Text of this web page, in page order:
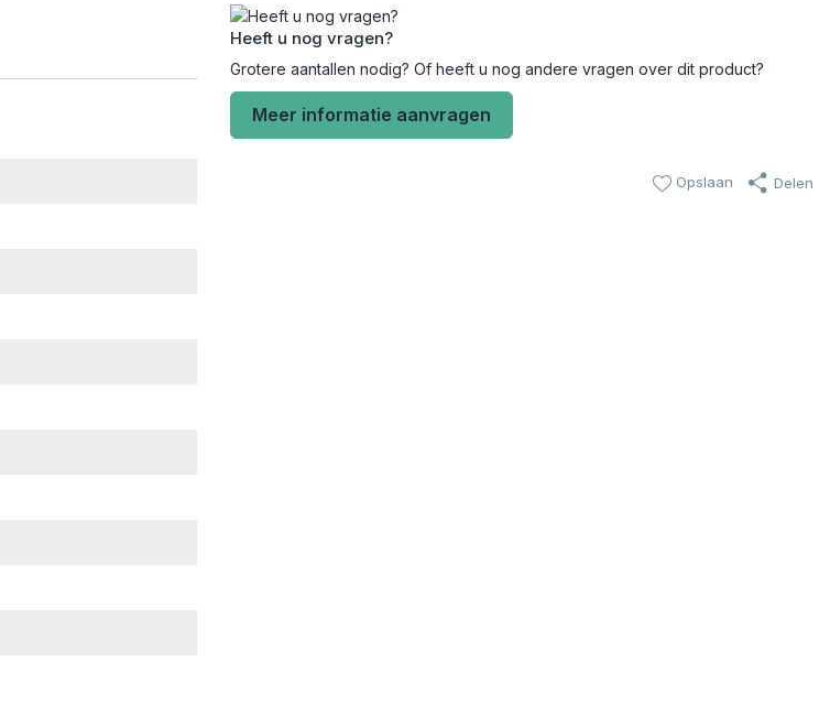
Heeft u nog vragen?
Grotere aantallen nodig? Of heeft u nog andere vragen over dit product?
Meer informatie aanvragen
Opslaan Delen